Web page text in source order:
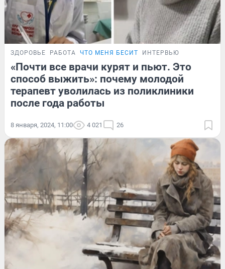
ЗДОРОВЬЕ РАБОТА ЧТО МЕНЯ БЕСИТ ИНТЕРВЬЮ
«Почти все врачи курят и пьют. Это
способ выжить»: почему молодой
терапевт уволилась из поликлиники
после года работы
8 января, 2024, 11:00 4 021 26